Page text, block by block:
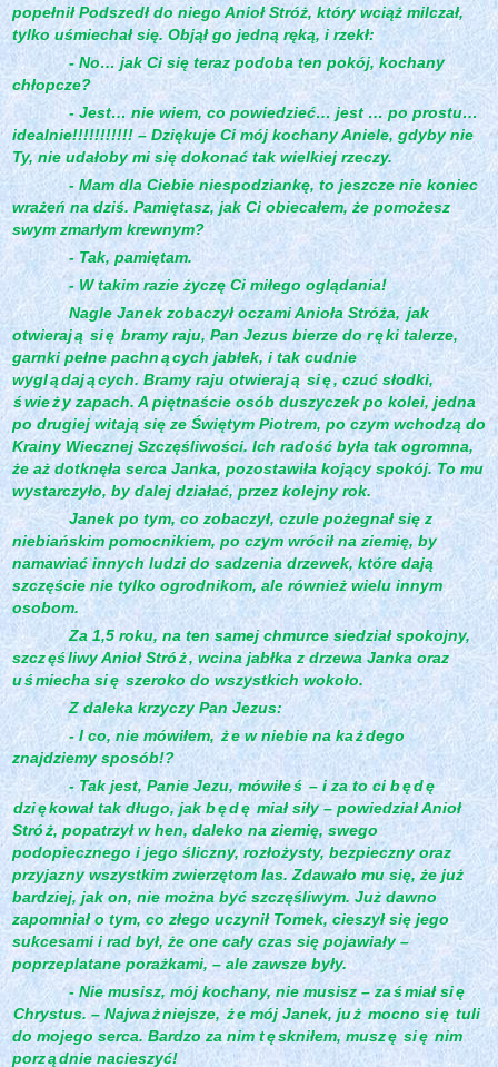
popełnił Podszedł do niego Anioł Stróż, który wciąż milczał,
tylko uśmiechał się. Objął go jedną ręką, i rzekł:
- No… jak Ci się teraz podoba ten pokój, kochany
chłopcze?
- Jest… nie wiem, co powiedzieć… jest … po prostu…
idealnie!!!!!!!!!!! – Dziękuje Ci mój kochany Aniele, gdyby nie
Ty, nie udałoby mi się dokonać tak wielkiej rzeczy.
- Mam dla Ciebie niespodziankę, to jeszcze nie koniec
wrażeń na dziś. Pamiętasz, jak Ci obiecałem, że pomożesz
swym zmarłym krewnym?
- Tak, pamiętam.
- W takim razie życzę Ci miłego oglądania!
Nagle Janek zobaczył oczami Anioła Stróża, jak
otwierają się bramy raju, Pan Jezus bierze do ręki talerze,
garnki pełne pachnących jabłek, i tak cudnie
wyglądających. Bramy raju otwierają się, czuć słodki,
świeży zapach. A piętnaście osób duszyczek po kolei, jedna
po drugiej witają się ze Świętym Piotrem, po czym wchodzą do
Krainy Wiecznej Szczęśliwości. Ich radość była tak ogromna,
że aż dotknęła serca Janka, pozostawiła kojący spokój. To mu
wystarczyło, by dalej działać, przez kolejny rok.
Janek po tym, co zobaczył, czule pożegnał się z
niebiańskim pomocnikiem, po czym wrócił na ziemię, by
namawiać innych ludzi do sadzenia drzewek, które dają
szczęście nie tylko ogrodnikom, ale również wielu innym
osobom.
Za 1,5 roku, na ten samej chmurce siedział spokojny,
szczęśliwy Anioł Stróż, wcina jabłka z drzewa Janka oraz
uśmiecha się szeroko do wszystkich wokoło.
Z daleka krzyczy Pan Jezus:
- I co, nie mówiłem, że w niebie na każdego
znajdziemy sposób!?
- Tak jest, Panie Jezu, mówiłeś – i za to ci będę
dziękował tak długo, jak będę miał siły – powiedział Anioł
Stróż, popatrzył w hen, daleko na ziemię, swego
podopiecznego i jego śliczny, rozłożysty, bezpieczny oraz
przyjazny wszystkim zwierzętom las. Zdawało mu się, że już
bardziej, jak on, nie można być szczęśliwym. Już dawno
zapomniał o tym, co złego uczynił Tomek, cieszył się jego
sukcesami i rad był, że one cały czas się pojawiały –
poprzeplatane porażkami, – ale zawsze były.
- Nie musisz, mój kochany, nie musisz – zaśmiał się
Chrystus. – Najważniejsze,że mój Janek, już mocno się tuli
do mojego serca. Bardzo za nim tęskniłem, muszę się nim
porządnie nacieszyć!